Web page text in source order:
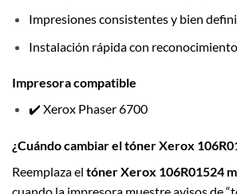
Impresiones consistentes y bien
Instalación rápida con
Impresora compatible
✔️ Xerox Phaser 6700
¿Cuándo cambiar el tóner Xerox
Reemplaza el tóner Xerox 106R01524